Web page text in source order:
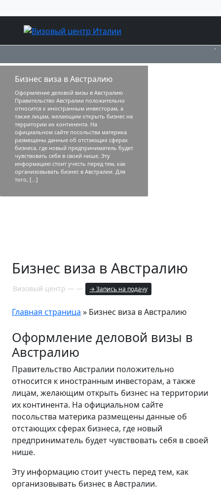
Бизнес виза в Австралию
Оформление деловой визы в Австралию
Правительство Австралии положительно
относится к иностранным инвесторам, а
также лицам, желающим открыть бизнес на
территории их континента. На
официальном сайте посольства материка
размещены данные об отстающих сферах
бизнеса, где новый предприниматель будет
чувствовать себя в своей нише. Эту
информацию стоит учесть перед тем, как
организовывать бизнес в Австралии. Для
того, […]
Бизнес виза в Австралию
Визовый центр — — → Запись на подачу
Главная страница » Бизнес виза в Австралию
Оформление деловой визы в
Австралию
Правительство Австралии положительно
относится к иностранным инвесторам, а также
лицам, желающим открыть бизнес на территории
их континента. На официальном сайте
посольства материка размещены данные об
отстающих сферах бизнеса, где новый
предприниматель будет чувствовать себя в своей
нише.
Эту информацию стоит учесть перед тем, как
организовывать бизнес в Австралии.